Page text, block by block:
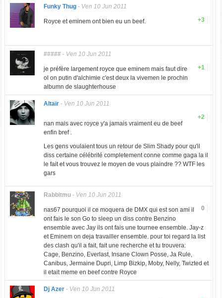
Funky Thug- Ven 10 Jun 2011
+3
Royce et eminem ont bien eu un beef.
#####- Ven 10 Jun 2011
+1
je préfère largement royce que eminem mais faut dire
ol on putin d'alchimie c'est deux la vivemen le prochin
albumn de slaughterhouse
Altaïr- Ven 10 Jun 2011
+2
nan mais avec royce y'a jamais vraiment eu de beef
enfin bref .
Les gens voulaient tous un retour de Slim Shady pour qu'il
diss certaine célébrité completement conne comme gaga la il
le fait et vous trouvez le moyen de vous plaindre ?? WTF les
gars
Rabbitmu- Ven 10 Jun 2011
0
nas67 pourquoi il ce moquera de DMX qui est son ami il
ont fais le son Go to sleep un diss contre Benzino
ensemble avec Jay ils ont fais une tournee ensemble. Jay-z
et Eminem on deja travailler ensemble. pour toi regard la list
des clash qu'il a fait, fait une recherche et tu trouvera:
Cage, Benzino, Everlast, Insane Clown Posse, Ja Rule,
Canibus, Jermaine Dupri, Limp Bizkip, Moby, Nelly, Twizted et
il etait meme en beef contre Royce
Dj Azer- Ven 10 Jun 2011